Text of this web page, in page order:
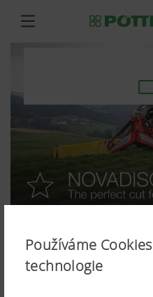
Používáme
technologie